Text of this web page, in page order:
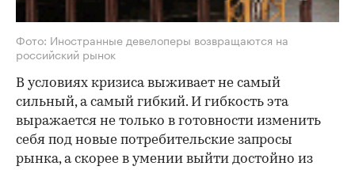
Фото: Иностранные девелоперы возвращаются на
российский рынок
В условиях кризиса выживает не самый
сильный, а самый гибкий. И гибкость эта
выражается не только в готовности изменить
себя под новые потребительские запросы
рынка, а скорее в умении выйти достойно из